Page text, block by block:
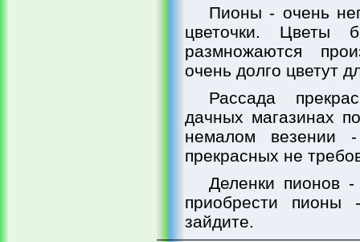
Пионы - очень
цветочки. Цветы
размножаются
очень долго цветут
Рассада
дачных магазинах
немалом везении
прекрасных не
Деленки пионов
приобрести
зайдите.